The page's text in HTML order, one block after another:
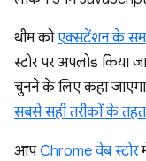
थीम कोएक्सटेंशन के
स्टोर पर अपलोड किया
चुनने के लिए कहा
सबसे सही तरीकों के तहत
आपChrome वेब स्टोर